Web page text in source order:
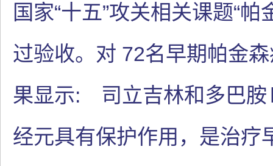
国家“十五”攻关相关课题“
过验收。对 72名早期帕金
果显示: 司立吉林和多巴胺
经元具有保护作用，是治疗